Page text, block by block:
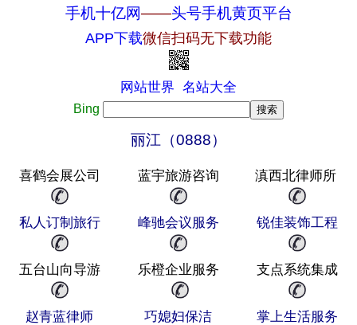
手机十亿网——头号手机黄页平台
APP下载微信扫码无下载功能
网站世界 名站大全
Bing
丽江（0888）
喜鹤会展公司 蓝宇旅游咨询 滇西北律师所
私人订制旅行 峰驰会议服务 锐佳装饰工程
五台山向导游 乐橙企业服务 支点系统集成
赵青蓝律师 巧媳妇保洁 掌上生活服务